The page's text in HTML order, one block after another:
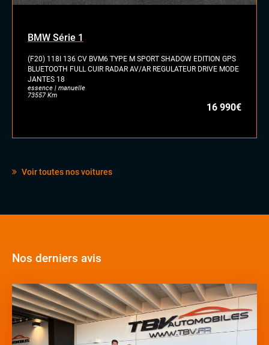
BMW Série 1
(F20) 118I 136 CV BVM6 TYPE M SPORT SHADOW EDITION GPS
BLUETOOTH FULL CUIR RADAR AV/AR REGULATEUR DRIVE MODE
JANTES 18
essence | manuelle
73557 Km
16 990€
Voir toutes nos voitures
Nos derniers avis